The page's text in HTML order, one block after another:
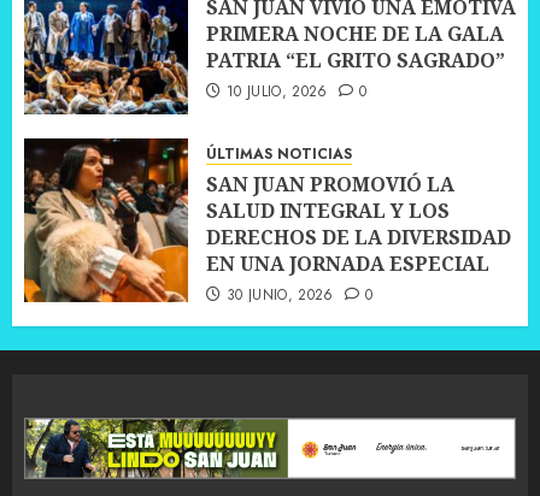
SAN JUAN VIVIÓ UNA EMOTIVA
PRIMERA NOCHE DE LA GALA
PATRIA “EL GRITO SAGRADO”
10 JULIO, 2026 0
ÚLTIMAS NOTICIAS
SAN JUAN PROMOVIÓ LA
SALUD INTEGRAL Y LOS
DERECHOS DE LA DIVERSIDAD
EN UNA JORNADA ESPECIAL
30 JUNIO, 2026 0